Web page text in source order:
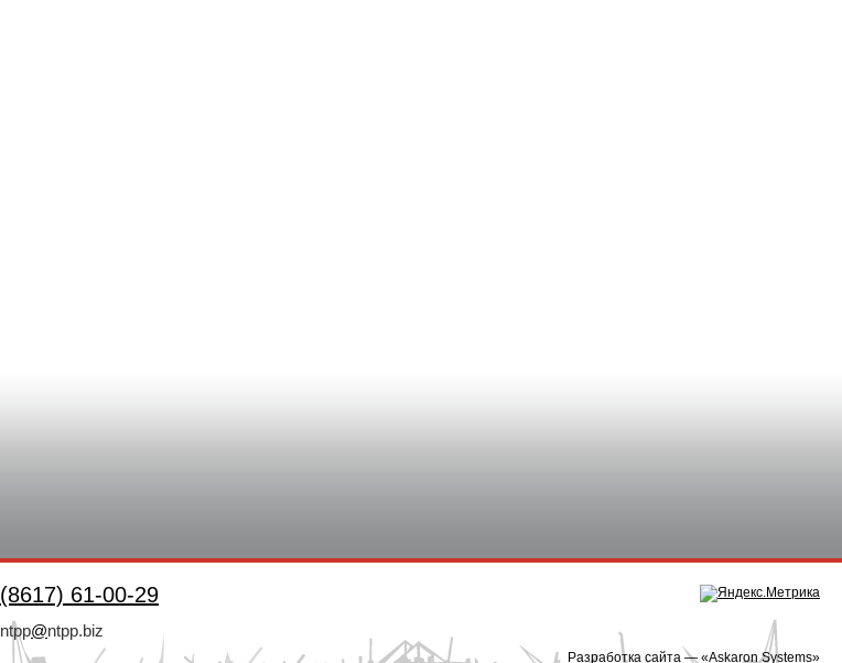
(8617) 61-00-29
ntpp@ntpp.biz
Разработка сайта — «Askaron Systems»